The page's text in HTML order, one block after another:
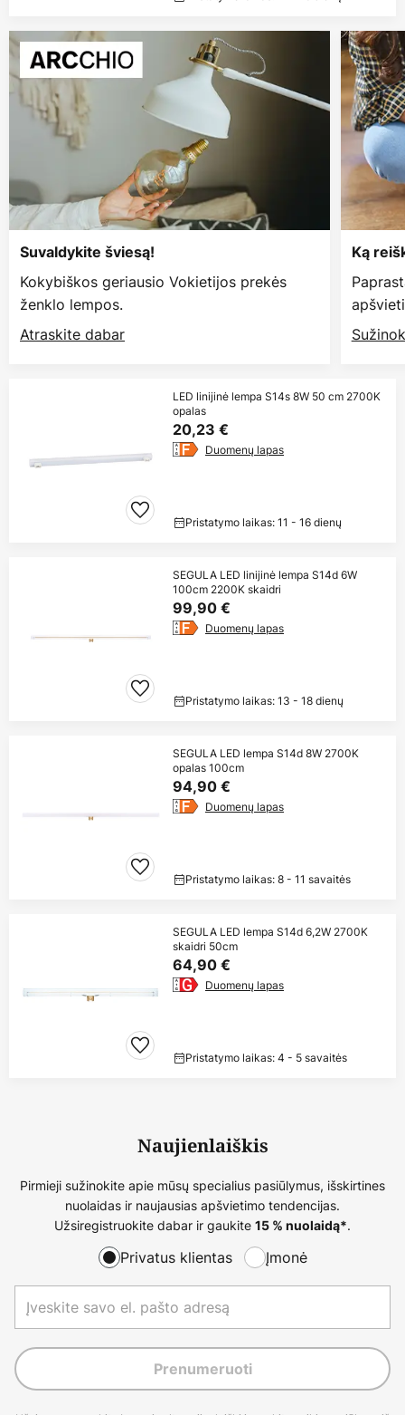
Suvaldykite šviesą!
Kokybiškos geriausio Vokietijos prekės
ženklo lempos.
Atraskite dabar
Ką
LED linijinė lempa S14s 8W 50 cm 2700K
opalas
20,23 €
Duomenų lapas
Pristatymo laikas: 11 - 16 dienų
SEGULA LED linijinė lempa S14d 6W
100cm 2200K skaidri
99,90 €
Duomenų lapas
Pristatymo laikas: 13 - 18 dienų
SEGULA LED lempa S14d 8W 2700K
opalas 100cm
94,90 €
Duomenų lapas
Pristatymo laikas: 8 - 11 savaitės
SEGULA LED lempa S14d 6,2W 2700K
skaidri 50cm
64,90 €
Duomenų lapas
Pristatymo laikas: 4 - 5 savaitės
Naujienlaiškis
Pirmieji sužinokite apie mūsų specialius pasiūlymus, išskirtines
nuolaidas ir naujausias apšvietimo tendencijas.
Užsiregistruokite dabar ir gaukite 15 % nuolaidą*.
Privatus klientas Įmonė
Prenumeruoti